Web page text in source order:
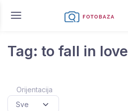
Tag: to fall in love
Orijentacija